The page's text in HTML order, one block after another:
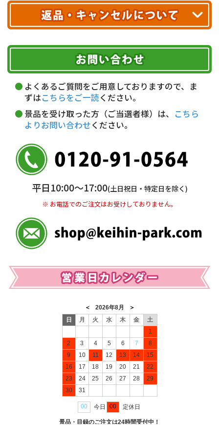
配送業者
ヤマト運輸
お届け可能時間帯
午前中 14～16時
16～18時
18～20時
19～21時 指定なし
代金引換(現金のみ)
5,000円未満…330円(税込)
銀行振込(前払い)
普通 7263489
＜口座名＞ カ）ディースタイル
※ 振込み手数料お客様ご負担。
期限を含むルール（条件）や、お客様にご負担い
ただく費用がございます。
詳しくはこちら▶
よくあるご質問をご用意しておりますので、ま
ずはこちらをご一読ください。
景品を受け取った方（ご当選者様）は、
こちら
よりお問い合わせください。
平日10:00〜17:00(土日祝日・特定日を除く)
※ お電話でのご注文はお受けしておりません。